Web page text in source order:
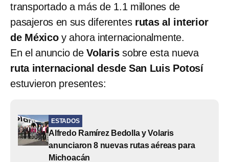
transportado a más de 1.1 millones de
pasajeros en sus diferentesrutas al interior
de Méxicoy ahora internacionalmente.
En el anuncio de Volarissobre esta nueva
ruta internacional desde San Luis Potosí
estuvieron presentes:
ESTADOS
Alfredo Ramírez Bedolla y Volaris
anunciaron 8 nuevas rutas aéreas para
Michoacán